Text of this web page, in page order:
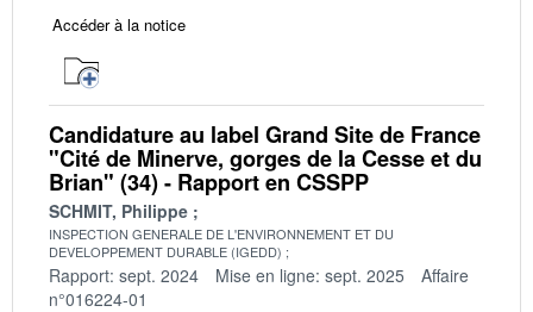
Accéder à la notice
Candidature au label Grand Site de France
"Cité de Minerve, gorges de la Cesse et du
Brian" (34) - Rapport en CSSPP
SCHMIT, Philippe
INSPECTION GENERALE DE L'ENVIRONNEMENT ET DU
DEVELOPPEMENT DURABLE (IGEDD)
Rapport: sept. 2024 Mise en ligne: sept. 2025
Affaire
n°016224-01